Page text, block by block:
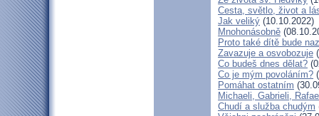
Cesta, světlo, život a
Jak veliký (10.10.2022)
Mnohonásobně
Proto také dítě bude
Zavazuje a osvobozuje
Co budeš dnes dělat?
Co je mým povoláním?
Pomáhat ostatním
Michaeli, Gabrieli,
Chudí a služba chudým